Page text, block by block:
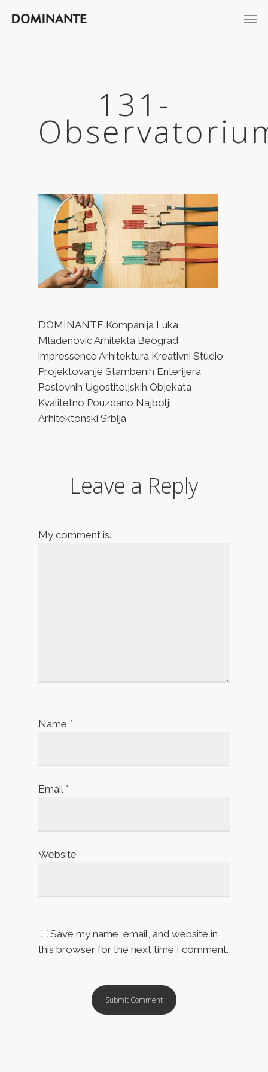
131-
DOMINANTE Kompanija Luka
Mladenovic Arhitekta Beograd
impressence Arhitektura Kreativni Studio
Projektovanje Stambenih Enterijera
Poslovnih Ugostiteljskih Objekata
Kvalitetno Pouzdano Najbolji
Arhitektonski Srbija
Leave a Reply
My comment is..
Name *
Email *
Website
Save my name, email, and website in
this browser for the next time I comment.